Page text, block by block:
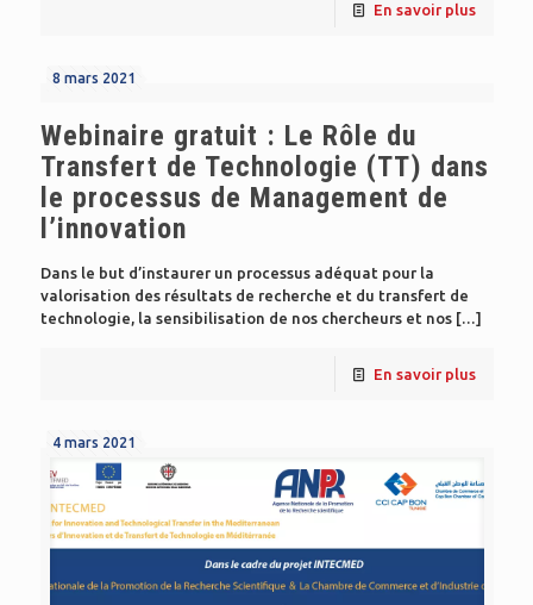
En savoir plus
8 mars 2021
Webinaire gratuit : Le Rôle du
Transfert de Technologie (TT) dans
le processus de Management de
l’innovation
Dans le but d’instaurer un processus adéquat pour la
valorisation des résultats de recherche et du transfert de
technologie, la sensibilisation de nos chercheurs et nos[…]
En savoir plus
4 mars 2021